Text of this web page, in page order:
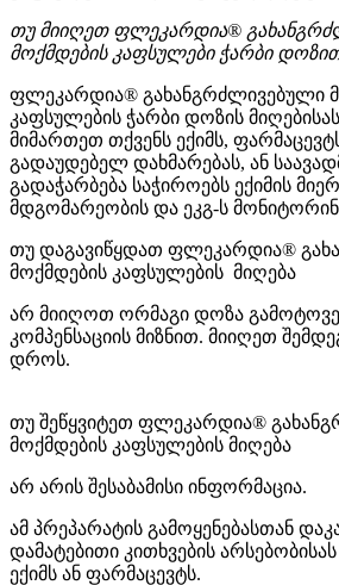
თუ მიიღეთ ფლეკარდია®
მოქმდების კაფსულები ჭარბი
ფლეკარდია® გახანგრძლივებული
კაფსულების ჭარბი დოზის
მიმართეთ თქვენს ექიმს,
გადაუდებელ დახმარებას, ან
გადაჭარბება საჭიროებს ექიმის
მდგომარეობის და ეკგ-ს
თუ დაგავიწყდათ ფლეკარდია®
მოქმდების კაფსულების მიღება
არ მიიღოთ ორმაგი დოზა
კომპენსაციის მიზნით. მიიღეთ
დროს.
თუ შეწყვიტეთ ფლეკარდია®
მოქმდების კაფსულების მიღება
არ არის შესაბამისი ინფორმაცია.
ამ პრეპარატის გამოყენებასთან
დამატებითი კითხვების
ექიმს ან ფარმაცევტს.